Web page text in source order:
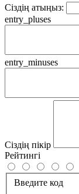
Сіздің атыңыз:
entry_pluses
entry_minuses
Сіздің пікір
Рейтингі
Введите код